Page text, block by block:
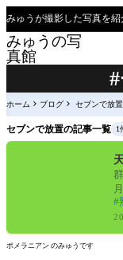
みゅうの写
真館
ホーム ブログ セブンで放置
セブンで放置の記事一覧 1
ポメラニアン のみゅうです